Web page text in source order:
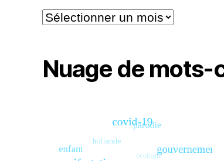
Archives
Nuage de mots-